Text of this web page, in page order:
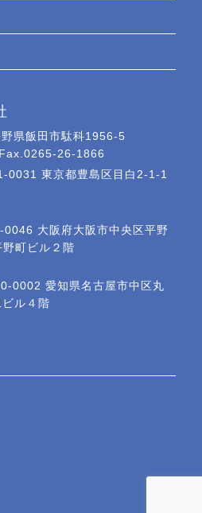
県飯田市駄科1956-5
26-1866
0031 東京都豊島区目白2-1-1
大阪府大阪市中央区平野
町ビル２階
0002 愛知県名古屋市中区丸
ル４階